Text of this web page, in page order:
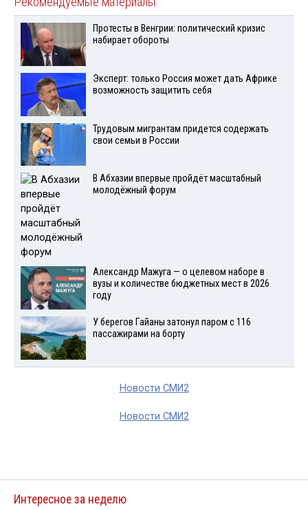
Протесты в Венгрии: политический кризис
набирает обороты
Эксперт: только Россия может дать Африке
возможность защитить себя
Трудовым мигрантам придется содержать
свои семьи в России
В Абхазии впервые пройдёт масштабный
молодёжный форум
Александр Мажуга — о целевом наборе в
вузы и количестве бюджетных мест в 2026
году
У берегов Гайаны затонул паром с 116
пассажирами на борту
Новости СМИ2
Новости СМИ2
Интересное за неделю